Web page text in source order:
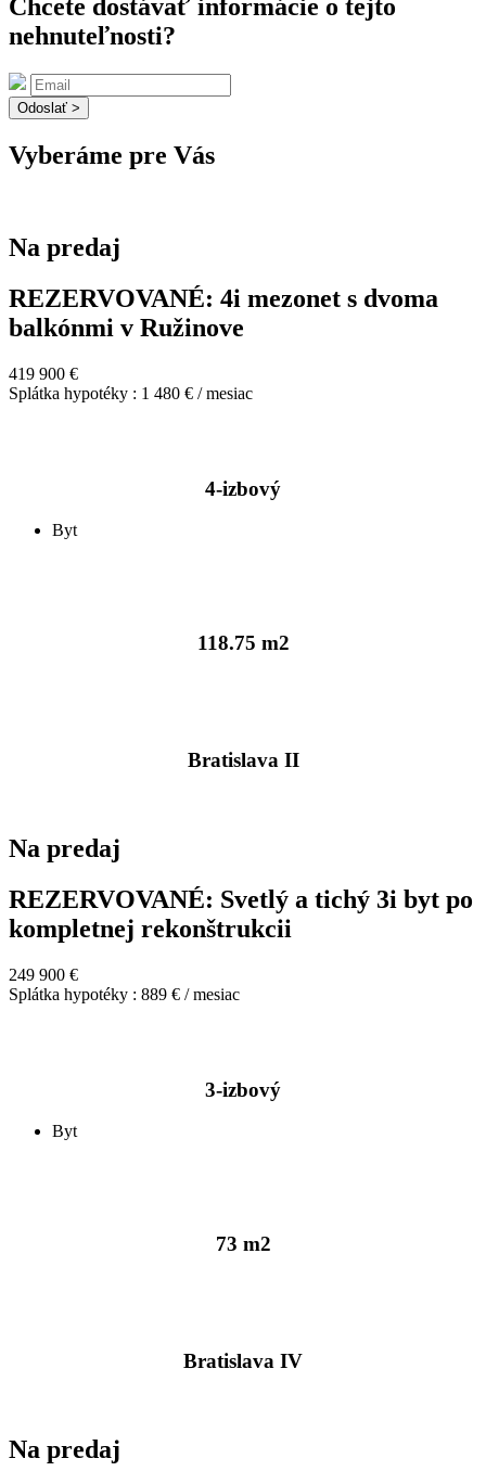
Chcete dostávať informácie o tejto
nehnuteľnosti?
Odoslať >
Vyberáme pre Vás
Na predaj
REZERVOVANÉ: 4i mezonet s dvoma
balkónmi v Ružinove
419 900 €
Splátka hypotéky : 1 480 € / mesiac
4-izbový
Byt
118.75 m2
Bratislava II
Na predaj
REZERVOVANÉ: Svetlý a tichý 3i byt po
kompletnej rekonštrukcii
249 900 €
Splátka hypotéky : 889 € / mesiac
3-izbový
Byt
73 m2
Bratislava IV
Na predaj